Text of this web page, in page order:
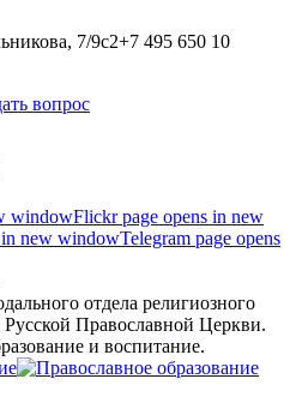
7/9с2+7 495 650 10
вопрос
windowFlickr page opens in new
in new windowTelegram page opens
отдела религиозного
Русской Православной Церкви.
и воспитание.